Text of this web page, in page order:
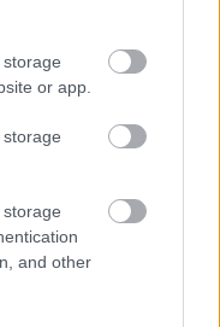
or app.
and other